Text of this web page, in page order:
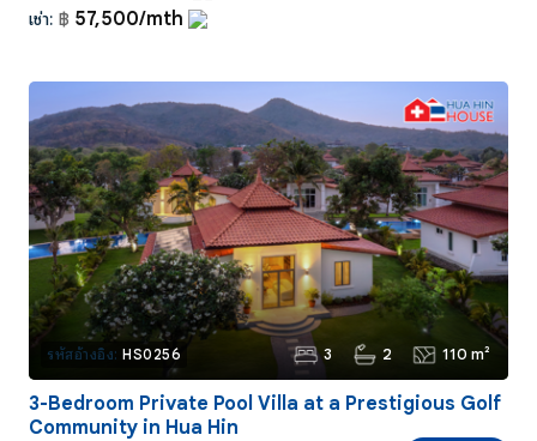
เช่า: ฿ 57,500/mth
รหัสอ้างอิง: HS0256 3 2 110 m²
3-Bedroom Private Pool Villa at a Prestigious Golf
Community in Hua Hin